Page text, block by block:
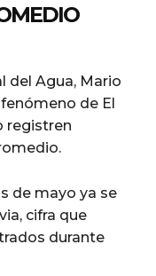
del Agua, Mario
de El
registren
de mayo ya se
cifra que
durante